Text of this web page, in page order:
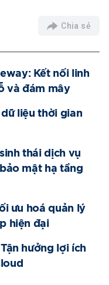
Chia sẻ
Kết nối linh
và đám mây
liệu thời gian
thái dịch vụ
mật hạ tầng
ưu hoá quản lý
hiện đại
hưởng lợi ích